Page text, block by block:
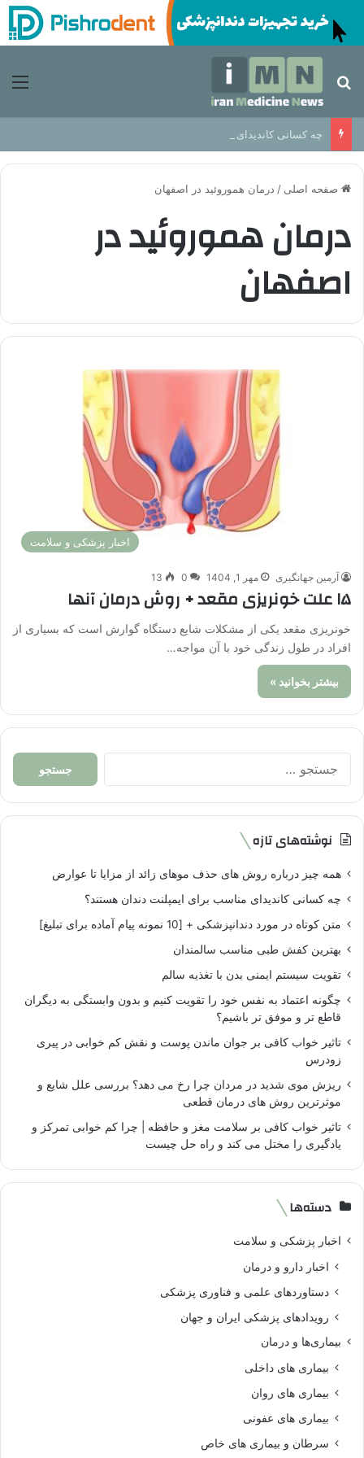
جستجو برای
چه کسانی کاندیدای مناسب برای ایمپلنت دندان هستند؟
صفحه اصلی / درمان هموروئید در اصفهان
درمان هموروئید در
اصفهان
اخبار پزشکی و سلامت
آرمین جهانگیری مهر 1, 1404 0
13
۱۵ علت خونریزی مقعد + روش درمان آنها
خونریزی مقعد یکی از مشکلات شایع دستگاه گوارش است که بسیاری از
افراد در طول زندگی خود با آن مواجه…
بیشتر بخوانید »
جستجو
نوشته‌های تازه
همه چیز درباره روش های حذف موهای زائد از مزایا تا عوارض
چه کسانی کاندیدای مناسب برای ایمپلنت دندان هستند؟
متن کوتاه در مورد دندانپزشکی + [10 نمونه پیام آماده برای تبلیغ]
بهترین کفش طبی مناسب سالمندان
تقویت سیستم ایمنی بدن با تغذیه سالم
چگونه اعتماد به نفس خود را تقویت کنیم و بدون وابستگی به دیگران
قاطع تر و موفق تر باشیم؟
تاثیر خواب کافی بر جوان ماندن پوست و نقش کم خوابی در پیری
زودرس
ریزش موی شدید در مردان چرا رخ می دهد؟ بررسی علل شایع و
موثرترین روش های درمان قطعی
تاثیر خواب کافی بر سلامت مغز و حافظه | چرا کم خوابی تمرکز و
یادگیری را مختل می کند و راه حل چیست
دسته‌ها
اخبار پزشکی و سلامت
اخبار دارو و درمان
دستاوردهای علمی و فناوری پزشکی
رویدادهای پزشکی ایران و جهان
بیماری‌ها و درمان
بیماری های داخلی
بیماری های روان‌
بیماری های عفونی
سرطان و بیماری های خاص